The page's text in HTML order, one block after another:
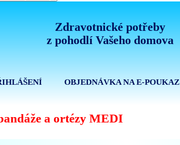
Zdravotnické potřeby
z pohodlí Vašeho domova
OBJEDNÁVKA NA E-POUKAZ
a ortézy MEDI